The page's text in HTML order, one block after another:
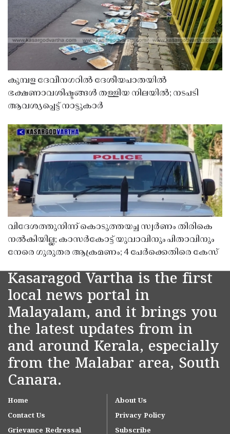
കുമ്പള ദേവീനഗറിൽ ദേശീയപാതയിൽ
ഭക്ഷണാവശിഷ്ടങ്ങൾ തള്ളിയ നിലയിൽ; നടപടി
ആവശ്യപ്പെട്ട് നാട്ടുകാർ
വിദേശത്തുനിന്ന് കൊടുത്തയച്ച സ്വർണം തിരികെ
നൽകിയില്ല; കാസർകോട്ട് യുവാവിനും പിതാവിനും
നേരെ ഗുരുതര ആക്രമണം; 4 പേർക്കെതിരെ കേസ്
Kasaragod Vartha is the first
local news portal in
Malayalam, and it brings you
the latest updates from in
and around Kerala, especially
from the Malabar area, South
Canara.
Home
About Us
Contact Us
Privacy Policy
Grievance Redressal
Subscribe